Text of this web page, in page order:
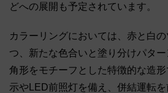
どへの展開も予定されています。
カラーリングにおいては、赤と白
つ、新たな色合いと塗り分けパタ
角形をモチーフとした特徴的な造
示やLED前照灯を備え、併結運転